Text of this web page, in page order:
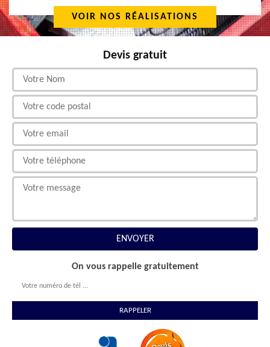
VOIR NOS RÉALISATIONS
Devis gratuit
On vous rappelle gratuitement